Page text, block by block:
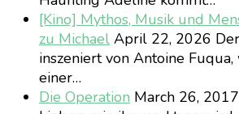
[Kino] Mythos, Musik und
zu Michael April 22, 2026
inszeniert von Antoine
einer…
Die Operation March 26, 2017